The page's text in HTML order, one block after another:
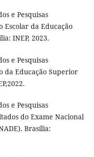
e Pesquisas
Escolar da Educação
INEP, 2023.
e Pesquisas
da Educação Superior
e Pesquisas
do Exame Nacional
Brasília: